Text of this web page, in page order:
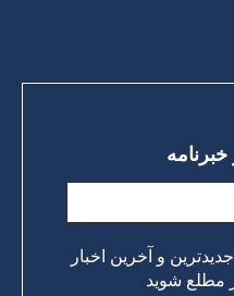
و آخرین اخبار
مطلع شوید